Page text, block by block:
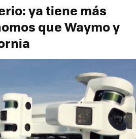
ya tiene más
que Waymo y